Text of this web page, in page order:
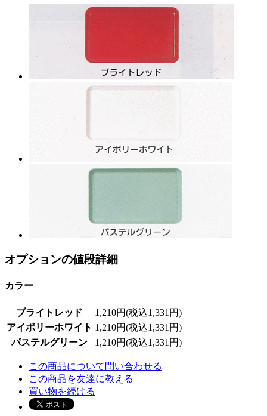
オプションの値段詳細
カラー
ブライトレッド
1,210円(税込1,331円)
アイボリーホワイト 1,210円(税込1,331円)
パステルグリーン
1,210円(税込1,331円)
この商品について問い合わせる
この商品を友達に教える
買い物を続ける